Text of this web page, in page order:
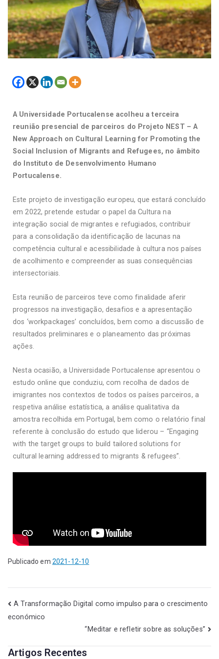
A Universidade Portucalense acolheu a terceira
reunião presencial de parceiros do Projeto NEST – A
New Approach on Cultural Learning for Promoting the
Social Inclusion of Migrants and Refugees, no âmbito
do Instituto de Desenvolvimento Humano
Portucalense.
Este projeto de investigação europeu, que estará concluído
em 2022, pretende estudar o papel da Cultura na
integração social de migrantes e refugiados, contribuir
para a consolidação da identificação de lacunas na
competência cultural e acessibilidade à cultura nos países
de acolhimento e compreender as suas consequências
intersectoriais.
Esta reunião de parceiros teve como finalidade aferir
progressos na investigação, desafios e a apresentação
dos ‘workpackages’ concluídos, bem como a discussão de
resultados preliminares e o planeamento das próximas
ações.
Nesta ocasião, a Universidade Portucalense apresentou o
estudo online que conduziu, com recolha de dados de
imigrantes nos contextos de todos os países parceiros, a
respetiva análise estatística, a análise qualitativa da
amostra recolhida em Portugal, bem como o relatório final
referente à conclusão do estudo que liderou – “Engaging
with the target groups to build tailored solutions for
cultural learning addressed to migrants & refugees”.
Publicado em 2021-12-10
A Transformação Digital como impulso para o crescimento
económico
“Meditar e refletir sobre as soluções”
Artigos Recentes